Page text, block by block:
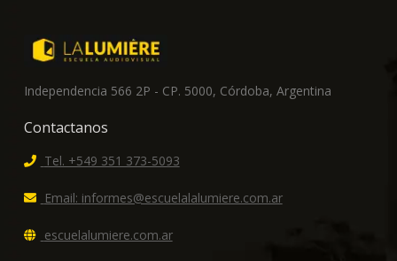
Independencia 566 2P - CP. 5000, Córdoba, Argentina
Contactanos
Tel. +549 351 373-5093
Email: informes@escuelalalumiere.com.ar
escuelalumiere.com.ar